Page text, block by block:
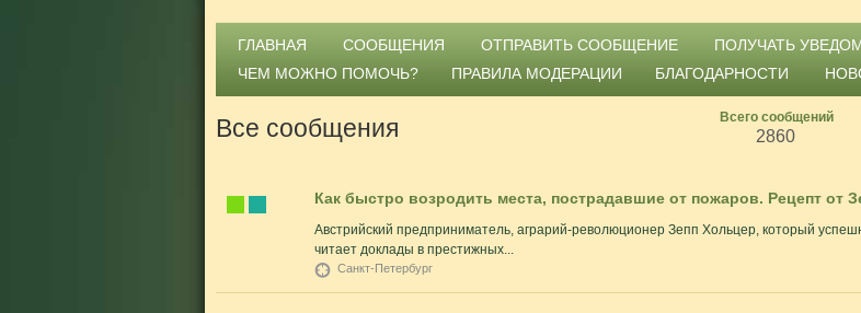
ГЛАВНАЯ СООБЩЕНИЯ ОТПРАВИТЬ СООБЩЕНИЕ ПОЛУЧАТЬ
ЧЕМ МОЖНО ПОМОЧЬ?
ПРАВИЛА МОДЕРАЦИИ БЛАГОДАРНОСТИ
Всего сообщений
2860
Все сообщения
Как быстро возродить места, пострадавшие от пожаров. Рецепт от
Австрийский предприниматель, аграрий-революционер Зепп Хольцер, который
читает доклады в престижных...
Санкт-Петербург